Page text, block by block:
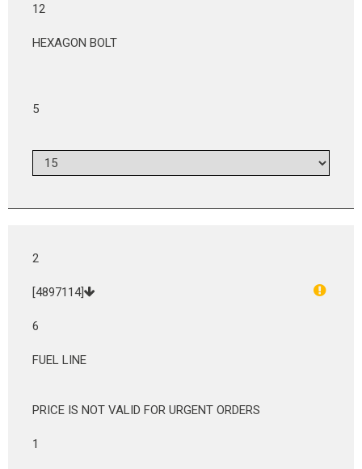
12
HEXAGON BOLT
5
2
[4897114]
6
FUEL LINE
PRICE IS NOT VALID FOR URGENT ORDERS
1